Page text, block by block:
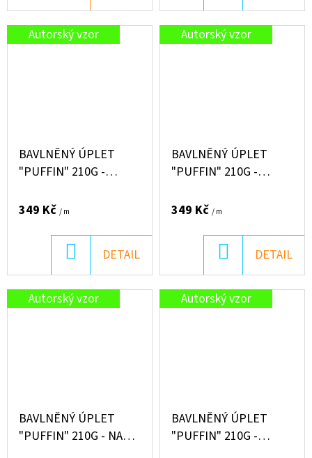
KOŠÍKU
Autorský vzor
BAVLNĚNÝ ÚPLET
"PUFFIN" 210G -
349 Kč / m
KOŠÍKU
DETAIL
Autorský vzor
BAVLNĚNÝ ÚPLET
"PUFFIN" 210G -
349 Kč / m
KOŠÍKU
DETAIL
Autorský vzor
BAVLNĚNÝ ÚPLET
"PUFFIN" 210G - NA
Autorský vzor
BAVLNĚNÝ ÚPLET
"PUFFIN" 210G -